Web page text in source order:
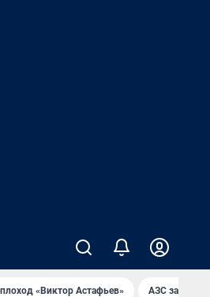
«Виктор Астафьев» AЗС